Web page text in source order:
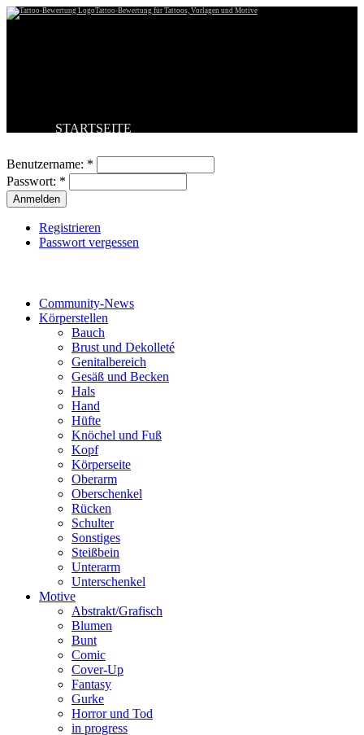
Tattoo-Bewertung für Tattoos, Vorlagen und Motive
STARTSEITE
BESTE TATTOOS
NEUESTE TATTOOS
KOMMENTARE
FORUM
Benutzername: *
Passwort: *
Registrieren
Passwort vergessen
Community-News
Körperstellen
Bauch
Brust und Dekolleté
Genitalbereich
Gesäß und Becken
Hals
Hand
Hüfte
Knöchel und Fuß
Kopf
Körperseite
Oberarm
Oberschenkel
Rücken
Schulter
Sonstiges
Steißbein
Unterarm
Unterschenkel
Motive
Abstrakt/Grafisch
Blumen
Bunt
Comic
Cover-Up
Fantasy
Gurke
Horror und Tod
in progress